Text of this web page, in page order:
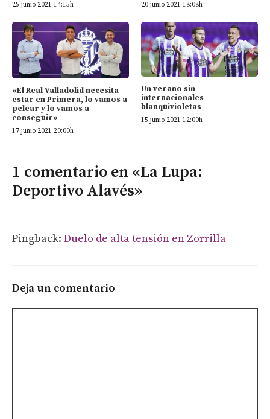
25 junio 2021 14:15h 20 junio 2021 18:08h
«El Real Valladolid necesita
estar en Primera, lo vamos a
pelear y lo vamos a
conseguir»
17 junio 2021 20:00h
Un verano sin
internacionales
blanquivioletas
15 junio 2021 12:00h
1 comentario en «La Lupa:
Deportivo Alavés»
Pingback: Duelo de alta tensión en Zorrilla
Deja un comentario